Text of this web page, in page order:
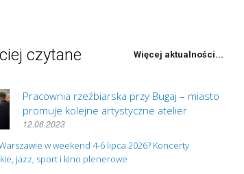
czytane Więcej aktualności...
Pracownia rzeźbiarska przy Bugaj – miasto
promuje kolejne artystyczne atelier
12.06.2023
w weekend 4-6 lipca 2026? Koncerty
jazz, sport i kino plenerowe